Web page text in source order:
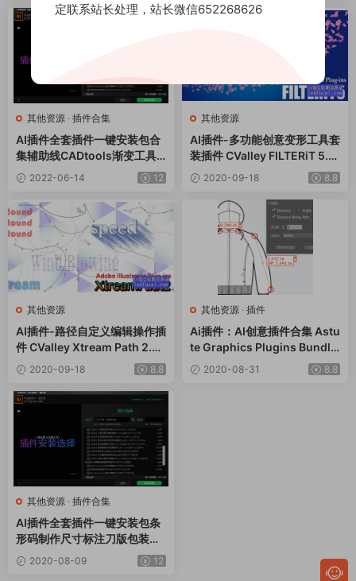
其他资源 · 插件合集
AI插件全套插件一键安装包合
集辅助线CADtools渐变工具A
stute Graphics相切圆 WIN V
7.0
2022-06-14 12
其他资源
AI插件-多功能创意变形工具套
装插件 CValley FILTERiT 5.4.
0 Win破解版
2020-09-18 8.8
其他资源
AI插件-路径自定义编辑操作插
件 CValley Xtream Path 2.3.
0 Win破解版
2020-09-18 8.8
其他资源 · 插件
Ai插件：AI创意插件合集 Astu
te Graphics Plugins Bundle
含破解教程及素材包及官方使
用教程 Astute Graphics v1.
2020-08-31 8.8
其他资源 · 插件合集
AI插件全套插件一键安装包条
形码制作尺寸标注刀版包装出
血线多页PDF打开支持WIN
2020-08-09 12
定联系站长处理，站长微信652268626